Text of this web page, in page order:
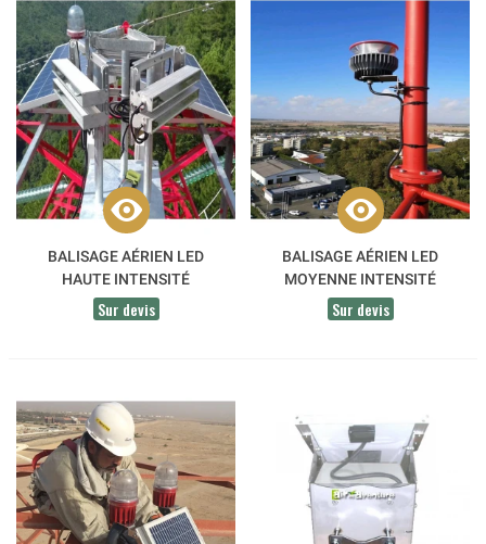
BALISAGE AÉRIEN LED
HAUTE INTENSITÉ
Sur devis
BALISAGE AÉRIEN LED
MOYENNE INTENSITÉ
Sur devis